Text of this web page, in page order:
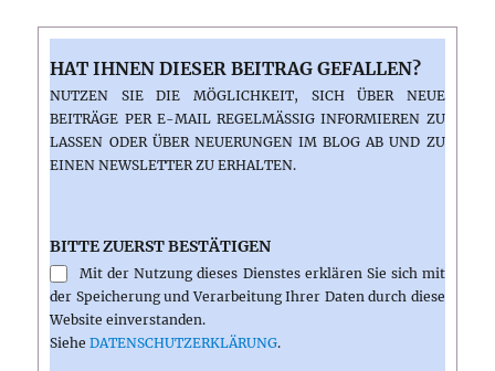
HAT IHNEN DIESER BEITRAG GEFALLEN?
NUTZEN SIE DIE MÖGLICHKEIT, SICH ÜBER NEUE
BEITRÄGE PER E-MAIL REGELMÄSSIG INFORMIEREN ZU L
ASSEN ODER ÜBER NEUERUNGEN IM BLOG AB UND ZU E
INEN NEWSLETTER ZU ERHALTEN.
BITTE ZUERST BESTÄTIGEN
Mit der Nutzung dieses Dienstes erklären Sie sich mit
der Speicherung und Verarbeitung Ihrer Daten durch diese
Website einverstanden.
SieheDATENSCHUTZERKLÄRUNG.